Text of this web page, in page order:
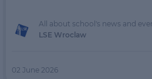
All about school's news and
LSE Wroclaw
02 June 2026